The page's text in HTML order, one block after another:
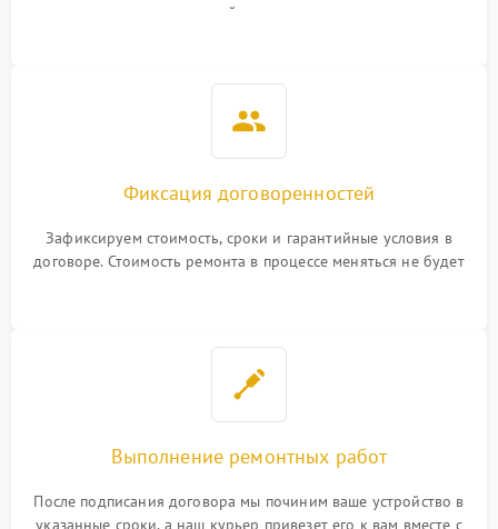
гарантийные условия
Фиксация договоренностей
Зафиксируем стоимость, сроки и гарантийные условия в
договоре. Стоимость ремонта в процессе меняться не будет
Выполнение ремонтных работ
После подписания договора мы починим ваше устройство в
указанные сроки, а наш курьер привезет его к вам вместе с